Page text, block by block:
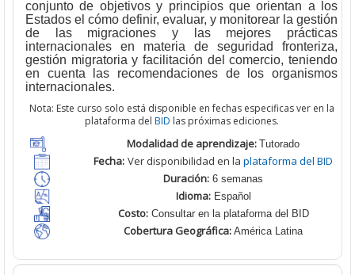
conjunto de objetivos y principios que orientan a los
Estados el cómo definir, evaluar, y monitorear la gestión
de las migraciones y las mejores prácticas
internacionales en materia de seguridad fronteriza,
gestión migratoria y facilitación del comercio, teniendo
en cuenta las recomendaciones de los organismos
internacionales.
Nota: Este curso solo está disponible en fechas especificas ver en la
plataforma del BID las próximas ediciones.
Modalidad de aprendizaje: Tutorado
Fecha: Ver disponibilidad en la plataforma del BID
Duración: 6 semanas
Idioma:Español
Costo:Consultar en la plataforma del BID
Cobertura Geográfica: América Latina